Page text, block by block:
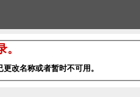
改名称或者暂时不可用。